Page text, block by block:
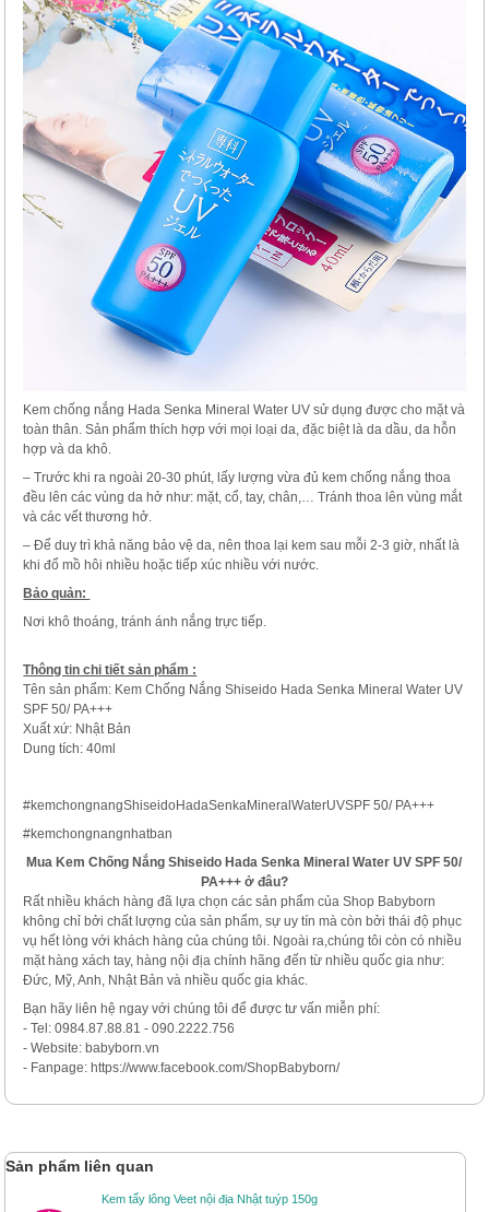
Kem chống nắng Hada Senka Mineral Water UV sử dụng được cho mặt và
toàn thân. Sản phẩm thích hợp với mọi loại da, đặc biệt là da dầu, da hỗn
hợp và da khô.
– Trước khi ra ngoài 20-30 phút, lấy lượng vừa đủ kem chống nắng thoa
đều lên các vùng da hở như: mặt, cổ, tay, chân,… Tránh thoa lên vùng mắt
và các vết thương hở.
– Để duy trì khả năng bảo vệ da, nên thoa lại kem sau mỗi 2-3 giờ, nhất là
khi đổ mồ hôi nhiều hoặc tiếp xúc nhiều với nước.
Bảo quản:
Nơi khô thoáng, tránh ánh nắng trực tiếp.
Thông tin chi tiết sản phẩm :
Tên sản phẩm: Kem Chống Nắng Shiseido Hada Senka Mineral Water UV
SPF 50/ PA+++
Xuất xứ: Nhật Bản
Dung tích: 40ml
#kemchongnangShiseidoHadaSenkaMineralWaterUVSPF 50/ PA+++
#kemchongnangnhatban
Mua Kem Chống Nắng Shiseido Hada Senka Mineral Water UV SPF 50/
PA+++ở đâu?
Rất nhiều khách hàng đã lựa chọn các sản phẩm của Shop Babyborn
không chỉ bởi chất lượng của sản phẩm, sự uy tín mà còn bởi thái độ phục
vụ hết lòng với khách hàng của chúng tôi. Ngoài ra,chúng tôi còn có nhiều
mặt hàng xách tay, hàng nội địa chính hãng đến từ nhiều quốc gia như:
Đức, Mỹ, Anh, Nhật Bản và nhiều quốc gia khác.
Bạn hãy liên hệ ngay với chúng tôi để được tư vấn miễn phí:
- Tel: 0984.87.88.81 - 090.2222.756
- Website: babyborn.vn
- Fanpage: https://www.facebook.com/ShopBabyborn/
Sản phẩm liên quan
Kem tẩy lông Veet nội địa Nhật tuýp 150g